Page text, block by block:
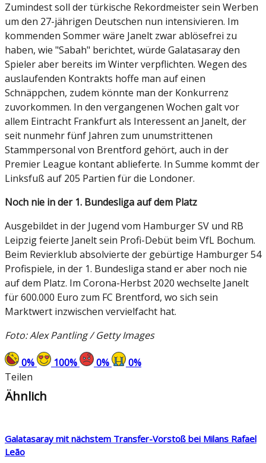
Zumindest soll der türkische Rekordmeister sein Werben
um den 27-jährigen Deutschen nun intensivieren. Im
kommenden Sommer wäre Janelt zwar ablösefrei zu
haben, wie "Sabah" berichtet, würde Galatasaray den
Spieler aber bereits im Winter verpflichten. Wegen des
auslaufenden Kontrakts hoffe man auf einen
Schnäppchen, zudem könnte man der Konkurrenz
zuvorkommen. In den vergangenen Wochen galt vor
allem Eintracht Frankfurt als Interessent an Janelt, der
seit nunmehr fünf Jahren zum unumstrittenen
Stammpersonal von Brentford gehört, auch in der
Premier League kontant ablieferte. In Summe kommt der
Linksfuß auf 205 Partien für die Londoner.
Noch nie in der 1. Bundesliga auf dem Platz
Ausgebildet in der Jugend vom Hamburger SV und RB
Leipzig feierte Janelt sein Profi-Debüt beim VfL Bochum.
Beim Revierklub absolvierte der gebürtige Hamburger 54
Profispiele, in der 1. Bundesliga stand er aber noch nie
auf dem Platz. Im Corona-Herbst 2020 wechselte Janelt
für 600.000 Euro zum FC Brentford, wo sich sein
Marktwert inzwischen vervielfacht hat.
Foto: Alex Pantling / Getty Images
0% 100% 0% 0%
Teilen
Ähnlich
Galatasaray mit nächstem Transfer-Vorstoß bei Milans Rafael
Leão